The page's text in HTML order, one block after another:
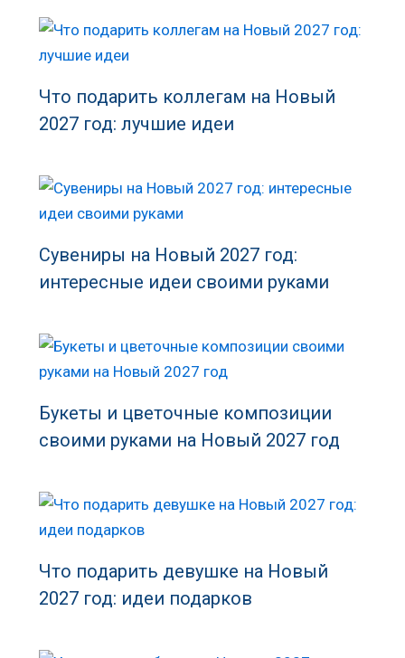
Что подарить коллегам на Новый
2027 год: лучшие идеи
Сувениры на Новый 2027 год:
интересные идеи своими руками
Букеты и цветочные композиции
своими руками на Новый 2027 год
Что подарить девушке на Новый
2027 год: идеи подарков